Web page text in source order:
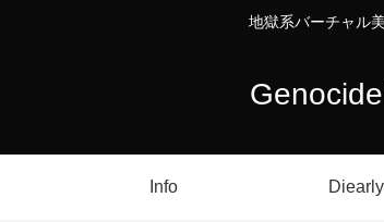
地獄系バーチャル
Info Diearly